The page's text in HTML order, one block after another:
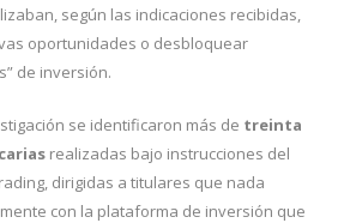
según las indicaciones recibidas,
oportunidades o desbloquear
de inversión.
se identificaron más de treinta
realizadas bajo instrucciones del
dirigidas a titulares que nada
con la plataforma de inversión que